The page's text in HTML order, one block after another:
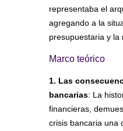
representaba el
agregando a la
presupuestaria y la
Marco teórico
1. Las
bancarias: La
financieras,
crisis bancaria una